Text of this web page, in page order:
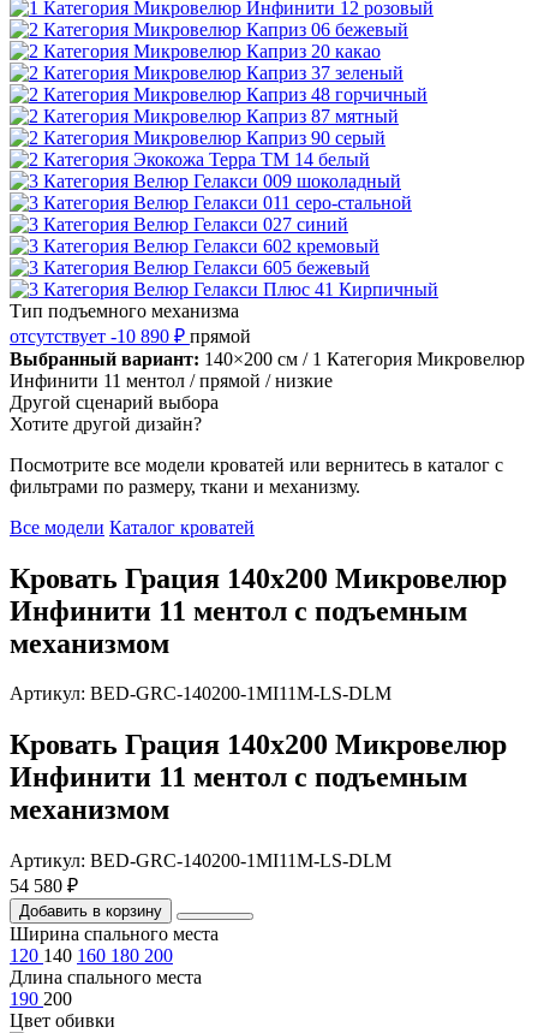
Тип подъемного механизма
отсутствует -10 890 ₽ прямой
Выбранный вариант: 140×200 см / 1 Категория Микровелюр
Инфинити 11 ментол / прямой / низкие
Другой сценарий выбора
Хотите другой дизайн?
Посмотрите все модели кроватей или вернитесь в каталог с
фильтрами по размеру, ткани и механизму.
Все модели Каталог кроватей
Кровать Грация 140х200 Микровелюр
Инфинити 11 ментол с подъемным
механизмом
Артикул: BED-GRC-140200-1MI11M-LS-DLM
Кровать Грация 140х200 Микровелюр
Инфинити 11 ментол с подъемным
механизмом
Артикул: BED-GRC-140200-1MI11M-LS-DLM
54 580 ₽
Добавить в корзину
Ширина спального места
120 140 160 180 200
Длина спального места
190 200
Цвет обивки